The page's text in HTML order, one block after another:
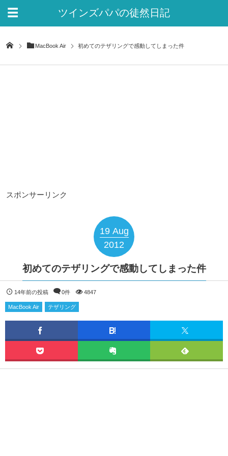
ツインズパパの徒然日記
MacBook Air 初めてのテザリングで感動してしまった件
スポンサーリンク
19 Aug
2012
初めてのテザリングで感動してしまった件
14年前の投稿 0件 4847
MacBook Air テザリング